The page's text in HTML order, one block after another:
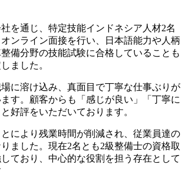
を通じ、特定技能インドネシア人材2名
ンライン面接を行い、日本語能力や人柄
備分野の技能試験に合格していることも
ました。
に溶け込み、真面目で丁寧な仕事ぶりが
す。顧客からも「感じが良い」「丁寧に
好評をいただいております。
により残業時間が削減され、従業員達の
ました。現在2名とも2級整備士の資格取
ており、中心的な役割を担う存在として